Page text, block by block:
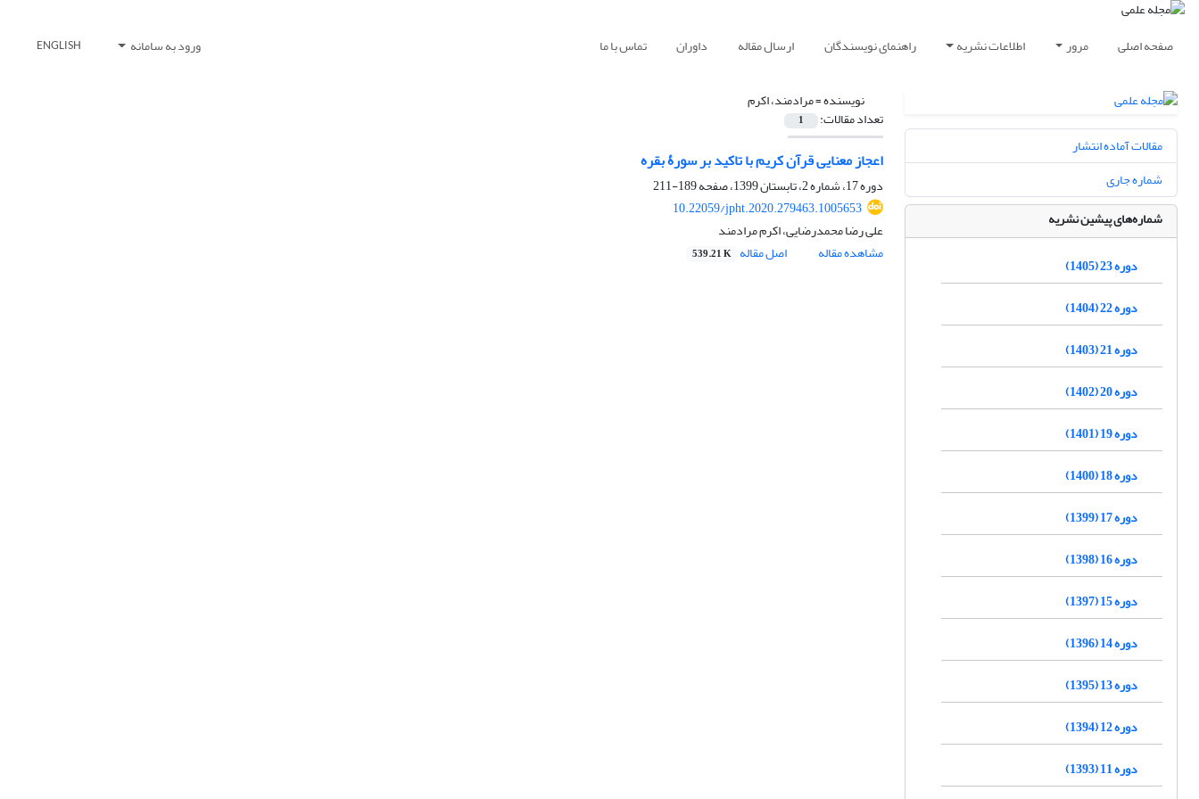
صفحه اصلی مرور اطلاعات نشریه راهنمای نویسندگان ارسال مقاله داوران تماس با ما ورود به سامانه ENGLISH
نویسنده =مرادمند، اکرم
تعداد مقالات: 1
اعجاز معنایی قرآن کریم با تاکید بر سورۀ بقره
دوره 17، شماره 2، تابستان 1399، صفحه
189-211
10.22059/jpht.2020.279463.1005653
علی رضا محمدرضایی، اکرم مرادمند
مشاهده مقاله
اصل مقاله 539.21 K
مقالات آماده انتشار
شماره جاری
شماره‌های پیشین نشریه
دوره 23 (1405)
دوره 22 (1404)
دوره 21 (1403)
دوره 20 (1402)
دوره 19 (1401)
دوره 18 (1400)
دوره 17 (1399)
دوره 16 (1398)
دوره 15 (1397)
دوره 14 (1396)
دوره 13 (1395)
دوره 12 (1394)
دوره 11 (1393)